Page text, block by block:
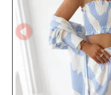
d’un partenaire solide,
professionnels de la mode
leur offre et la fidélisation de
incontournable pour
proposer des vêtements
européenne.